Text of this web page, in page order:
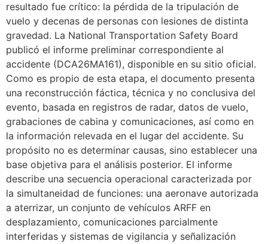
resultado fue crítico: la pérdida de la tripulación de
vuelo y decenas de personas con lesiones de distinta
gravedad. La National Transportation Safety Board
publicó el informe preliminar correspondiente al
accidente (DCA26MA161), disponible en su sitio oficial.
Como es propio de esta etapa, el documento presenta
una reconstrucción fáctica, técnica y no conclusiva del
evento, basada en registros de radar, datos de vuelo,
grabaciones de cabina y comunicaciones, así como en
la información relevada en el lugar del accidente. Su
propósito no es determinar causas, sino establecer una
base objetiva para el análisis posterior. El informe
describe una secuencia operacional caracterizada por
la simultaneidad de funciones: una aeronave autorizada
a aterrizar, un conjunto de vehículos ARFF en
desplazamiento, comunicaciones parcialmente
interferidas y sistemas de vigilancia y señalización